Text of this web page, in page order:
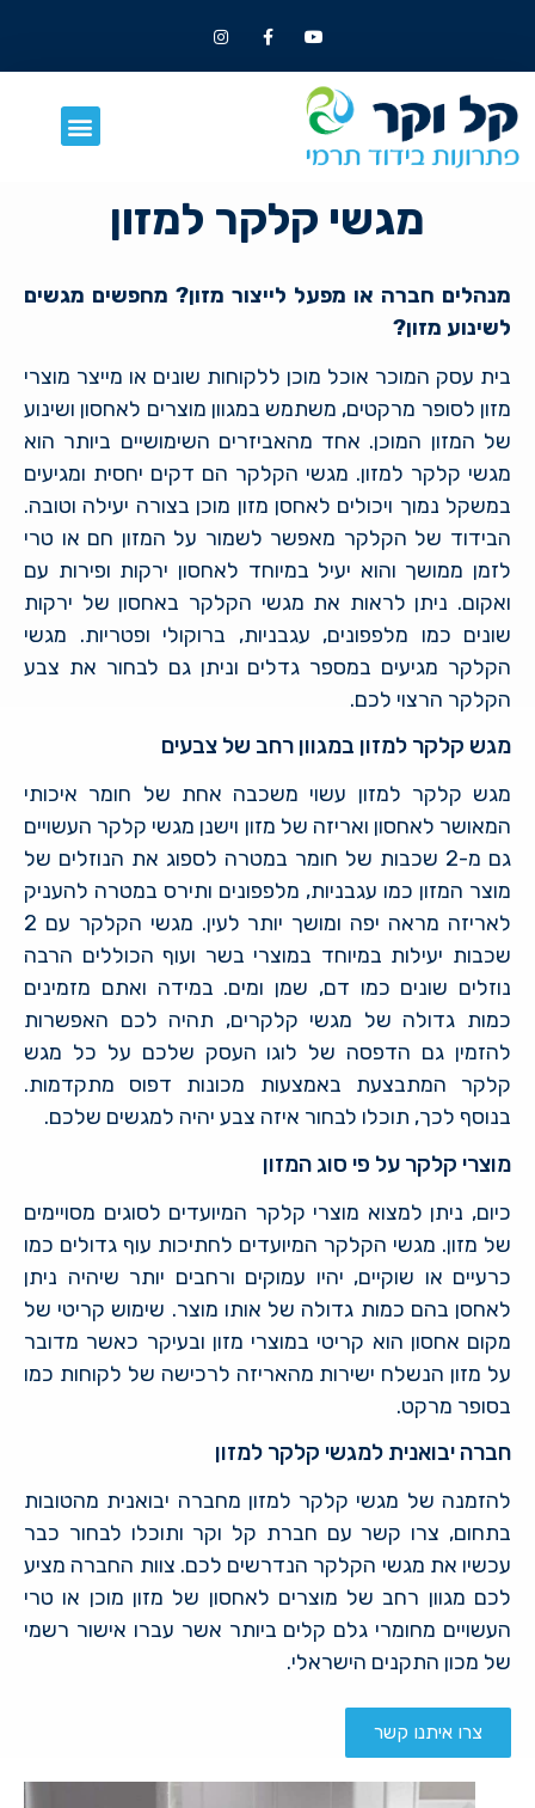
מגשי קלקר למזון
מנהלים חברה או מפעל לייצור מזון? מחפשים מגשים
לשינוע מזון?
בית עסק המוכר אוכל מוכן ללקוחות שונים או מייצר מוצרי
מזון לסופר מרקטים, משתמש במגוון מוצרים לאחסון ושינוע
של המזון המוכן. אחד מהאביזרים השימושיים ביותר הוא
מגשי קלקר למזון. מגשי הקלקר הם דקים יחסית ומגיעים
במשקל נמוך ויכולים לאחסן מזון מוכן בצורה יעילה וטובה.
הבידוד של הקלקר מאפשר לשמור על המזון חם או טרי
לזמן ממושך והוא יעיל במיוחד לאחסון ירקות ופירות עם
ואקום. ניתן לראות את מגשי הקלקר באחסון של ירקות
שונים כמו מלפפונים, עגבניות, ברוקולי ופטריות. מגשי
הקלקר מגיעים במספר גדלים וניתן גם לבחור את צבע
הקלקר הרצוי לכם.
מגש קלקר למזון במגוון רחב של צבעים
מגש קלקר למזון עשוי משכבה אחת של חומר איכותי
המאושר לאחסון ואריזה של מזון וישנן מגשי קלקר העשויים
גם מ-2 שכבות של חומר במטרה לספוג את הנוזלים של
מוצר המזון כמו עגבניות, מלפפונים ותירס במטרה להעניק
לאריזה מראה יפה ומושך יותר לעין. מגשי הקלקר עם 2
שכבות יעילות במיוחד במוצרי בשר ועוף הכוללים הרבה
נוזלים שונים כמו דם, שמן ומים. במידה ואתם מזמינים
כמות גדולה של מגשי קלקרים, תהיה לכם האפשרות
להזמין גם הדפסה של לוגו העסק שלכם על כל מגש
קלקר המתבצעת באמצעות מכונות דפוס מתקדמות.
בנוסף לכך, תוכלו לבחור איזה צבע יהיה למגשים שלכם.
מוצרי קלקר על פי סוג המזון
כיום, ניתן למצוא מוצרי קלקר המיועדים לסוגים מסויימים
של מזון. מגשי הקלקר המיועדים לחתיכות עוף גדולים כמו
כרעיים או שוקיים, יהיו עמוקים ורחבים יותר שיהיה ניתן
לאחסן בהם כמות גדולה של אותו מוצר. שימוש קריטי של
מקום אחסון הוא קריטי במוצרי מזון ובעיקר כאשר מדובר
על מזון הנשלח ישירות מהאריזה לרכישה של לקוחות כמו
בסופר מרקט.
חברה יבואנית למגשי קלקר למזון
להזמנה של מגשי קלקר למזון מחברה יבואנית מהטובות
בתחום, צרו קשר עם חברת קל וקר ותוכלו לבחור כבר
עכשיו את מגשי הקלקר הנדרשים לכם. צוות החברה מציע
לכם מגוון רחב של מוצרים לאחסון של מזון מוכן או טרי
העשויים מחומרי גלם קלים ביותר אשר עברו אישור רשמי
של מכון התקנים הישראלי.
צרו איתנו קשר